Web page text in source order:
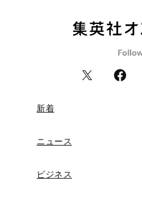
新着
ニュース
ビジネス